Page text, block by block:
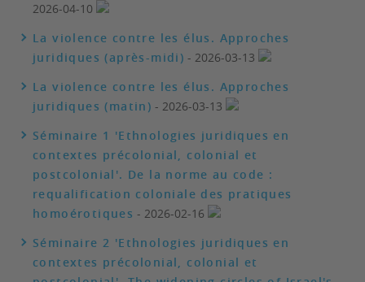
2026-04-10
La violence contre les élus. Approches
juridiques (après-midi) - 2026-03-13
La violence contre les élus. Approches
juridiques (matin) - 2026-03-13
Séminaire 1 'Ethnologies juridiques en
contextes précolonial, colonial et
postcolonial'. De la norme au code :
requalification coloniale des pratiques
homoérotiques - 2026-02-16
Séminaire 2 'Ethnologies juridiques en
contextes précolonial, colonial et